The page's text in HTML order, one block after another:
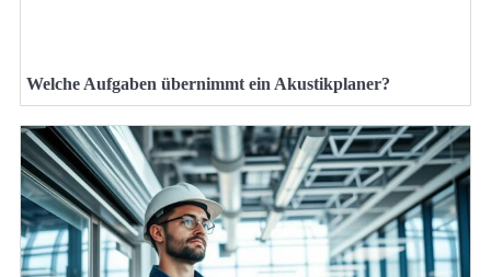
Welche Aufgaben übernimmt ein Akustikplaner?